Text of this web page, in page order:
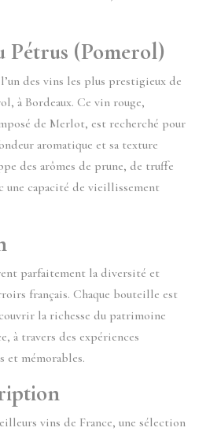
Pétrus (Pomerol)
des vins les plus prestigieux de
à Bordeaux. Ce vin rouge,
de Merlot, est recherché pour
aromatique et sa texture
des arômes de prune, de truffe
une capacité de vieillissement
parfaitement la diversité et
français. Chaque bouteille est
la richesse du patrimoine
à travers des expériences
et mémorables.
vins de France, une sélection